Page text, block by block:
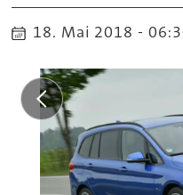
18. Mai 2018 -